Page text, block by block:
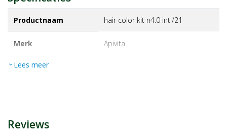
Productnaam hair color kit n4.0 intl/21
Merk apivita
EAN
expand_more Lees meer
Reviews